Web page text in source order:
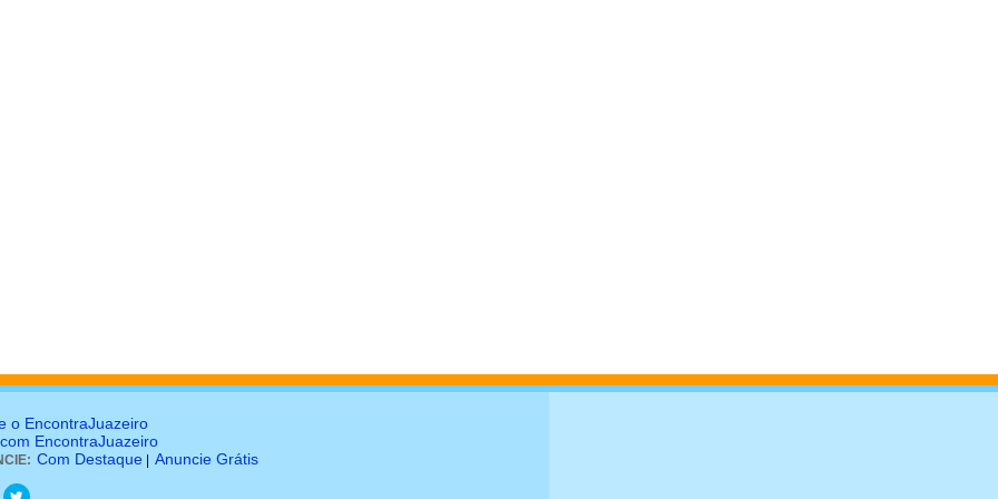
o EncontraJuazeiro
EncontraJuazeiro
Com Destaque Anuncie Grátis